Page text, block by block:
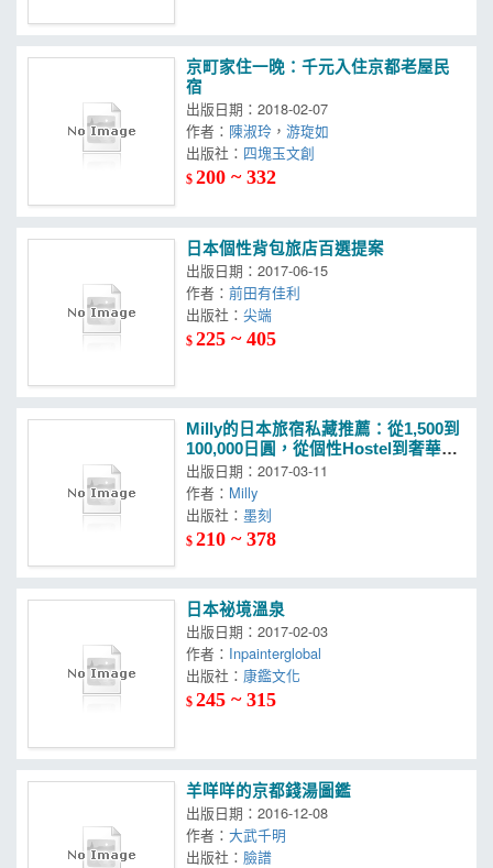
京町家住一晚：千元入住京都老屋民
宿
出版日期：2018-02-07
作者： 陳淑玲 ，游琁如
出版社：
$200 ~ 332
日本個性背包旅店百選提案
出版日期：2017-06-15
作者：前田有佳利
出版社：
$225 ~ 405
Milly的日本旅宿私藏推薦：從1,500到
100,000日圓，從個性Hostel到奢華名
宿
出版日期：2017-03-11
作者： Milly
出版社：
$210 ~ 378
日本祕境溫泉
出版日期：2017-02-03
作者： Inpainterglobal
出版社：
$245 ~ 315
羊咩咩的京都錢湯圖鑑
出版日期：2016-12-08
作者：大武千明
出版社：